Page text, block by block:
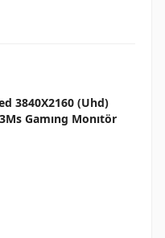
3840X2160 (Uhd)
Gamıng Monıtör